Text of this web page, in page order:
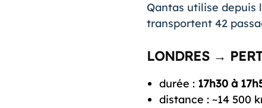
Qantas utilise depuis
transportent 42
LONDRES →
durée : 17h30 à
distance : ~14 500